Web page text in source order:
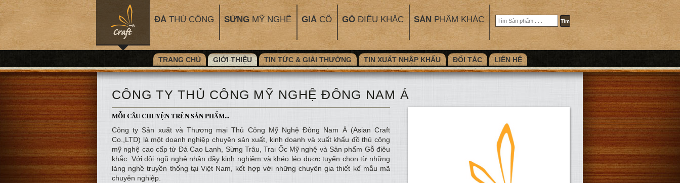
ĐÁ THỦ CÔNG SỪNG MỸ NGHỆ GIẢ CỔ GỖ ĐIÊU KHẮC SẢN PHẨM KHÁC
TRANG CHỦ GIỚI THIỆU TIN TỨC & GIẢI THƯỞNG TIN XUẤT NHẬP KHẨU ĐỐI TÁC LIÊN HỆ
CÔNG TY THỦ CÔNG MỸ NGHỆ ĐÔNG NAM Á
MỖI CÂU CHUYỆN TRÊN SẢN PHẨM...
Công ty Sản xuất và Thương mại Thủ Công Mỹ Nghệ Đông Nam Á (Asian Craft
Co.,LTD) là một doanh nghiệp chuyên sản xuất, kinh doanh và xuất khẩu đồ thủ công
mỹ nghệ cao cấp từ Đá Cao Lanh, Sừng Trâu, Trai Ốc Mỹ nghệ và Sản phẩm Gỗ điêu
khắc. Với đội ngũ nghệ nhân đầy kinh nghiệm và khéo léo được tuyển chọn từ những
làng nghề truyền thống tại Việt Nam, kết hợp với những chuyên gia thiết kế mẫu mã
chuyên nghiệp.